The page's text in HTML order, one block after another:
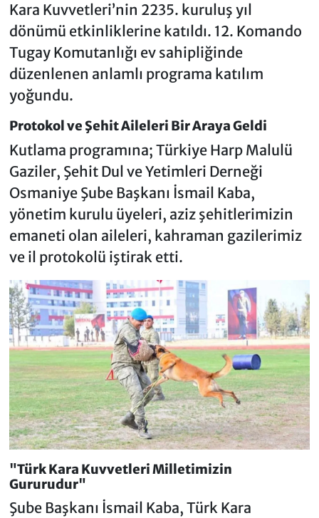
Kara Kuvvetleri’nin 2235. kuruluş yıl
dönümü etkinliklerine katıldı. 12. Komando
Tugay Komutanlığı ev sahipliğinde
düzenlenen anlamlı programa katılım
yoğundu.
Protokol ve Şehit Aileleri Bir Araya Geldi
Kutlama programına; Türkiye Harp Malulü
Gaziler, Şehit Dul ve Yetimleri Derneği
Osmaniye Şube Başkanı İsmail Kaba,
yönetim kurulu üyeleri, aziz şehitlerimizin
emaneti olan aileleri, kahraman gazilerimiz
ve il protokolü iştirak etti.
"Türk Kara Kuvvetleri Milletimizin
Gururudur"
Şube Başkanı İsmail Kaba, Türk Kara